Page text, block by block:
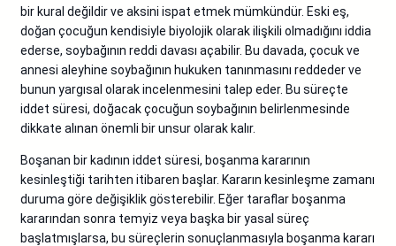
bir kural değildir ve aksini ispat etmek mümkündür. Eski eş,
doğan çocuğun kendisiyle biyolojik olarak ilişkili olmadığını iddia
ederse, soybağının reddi davası açabilir. Bu davada, çocuk ve
annesi aleyhine soybağının hukuken tanınmasını reddeder ve
bunun yargısal olarak incelenmesini talep eder. Bu süreçte
iddet süresi, doğacak çocuğun soybağının belirlenmesinde
dikkate alınan önemli bir unsur olarak kalır.
Boşanan bir kadının iddet süresi, boşanma kararının
kesinleştiği tarihten itibaren başlar. Kararın kesinleşme zamanı
duruma göre değişiklik gösterebilir. Eğer taraflar boşanma
kararından sonra temyiz veya başka bir yasal süreç
başlatmışlarsa, bu süreçlerin sonuçlanmasıyla boşanma kararı